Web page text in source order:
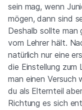
sein mag, wenn
mögen, dann sind
Deshalb sollte man
vom Lehrer hält.
natürlich nur eine
die Einstellung zum
man einen Versuch
du als Elternteil
Richtung es sich